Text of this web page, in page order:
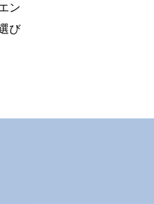
ン
び